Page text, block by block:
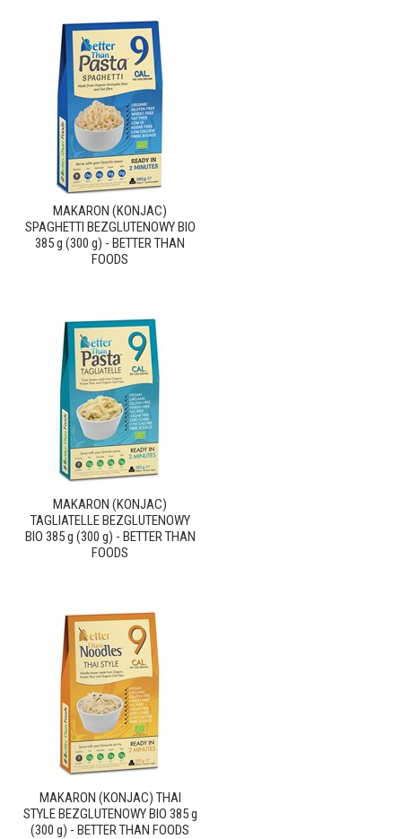
MAKARON (KONJAC)
SPAGHETTI BEZGLUTENOWY BIO
385 g (300 g) - BETTER THAN
FOODS
MAKARON (KONJAC)
TAGLIATELLE BEZGLUTENOWY
BIO 385 g (300 g) - BETTER THAN
FOODS
MAKARON (KONJAC) THAI
STYLE BEZGLUTENOWY BIO 385 g
(300 g) - BETTER THAN FOODS